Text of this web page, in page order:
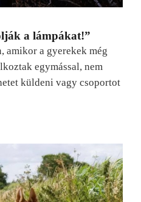
a lámpákat!”
amikor a gyerekek még
egymással, nem
küldeni vagy csoportot